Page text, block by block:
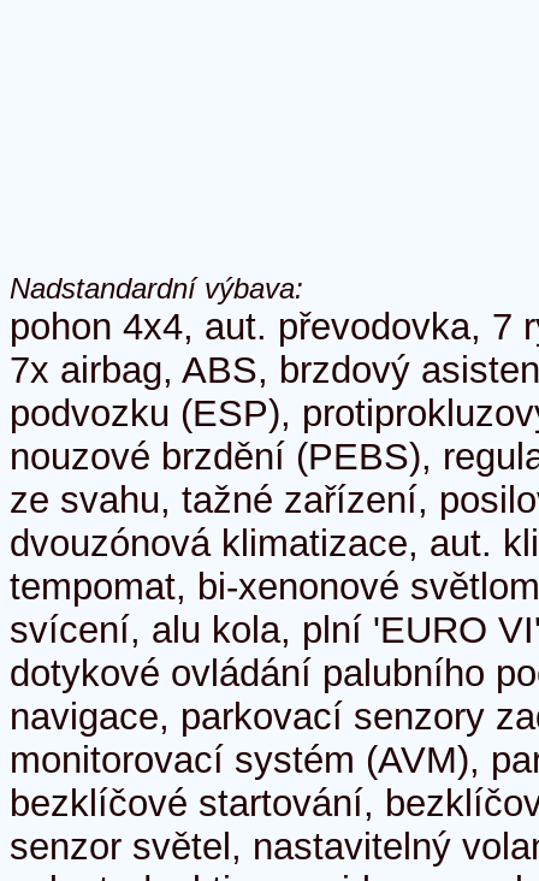
Nadstandardní výbava:
pohon 4x4, aut. převodovka, 7
7x airbag, ABS, brzdový
podvozku (ESP),
nouzové brzdění (PEBS),
ze svahu, tažné zařízení,
dvouzónová klimatizace, aut.
tempomat, bi-xenonové
svícení, alu kola, plní 'EURO
dotykové ovládání palubního
navigace, parkovací senzory
monitorovací systém (AVM),
bezklíčové startování,
senzor světel, nastavitelný